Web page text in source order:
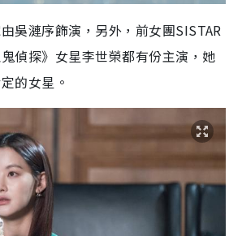
吳漣序飾演，另外，前女團SISTAR
偵探》女星李世榮都有份主演，她
的女星。